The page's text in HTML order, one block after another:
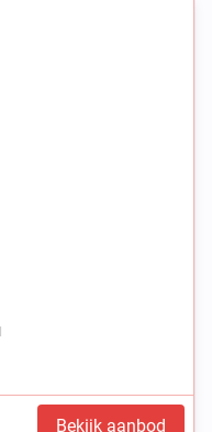
Bekijk aanbod